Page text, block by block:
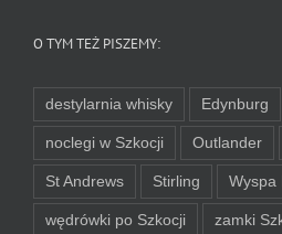
O TYM TEŻ PISZEMY:
destylarnia whisky Edynburg
noclegi w Szkocji Outlander
St Andrews Stirling Wyspa
wędrówki po Szkocji zamki